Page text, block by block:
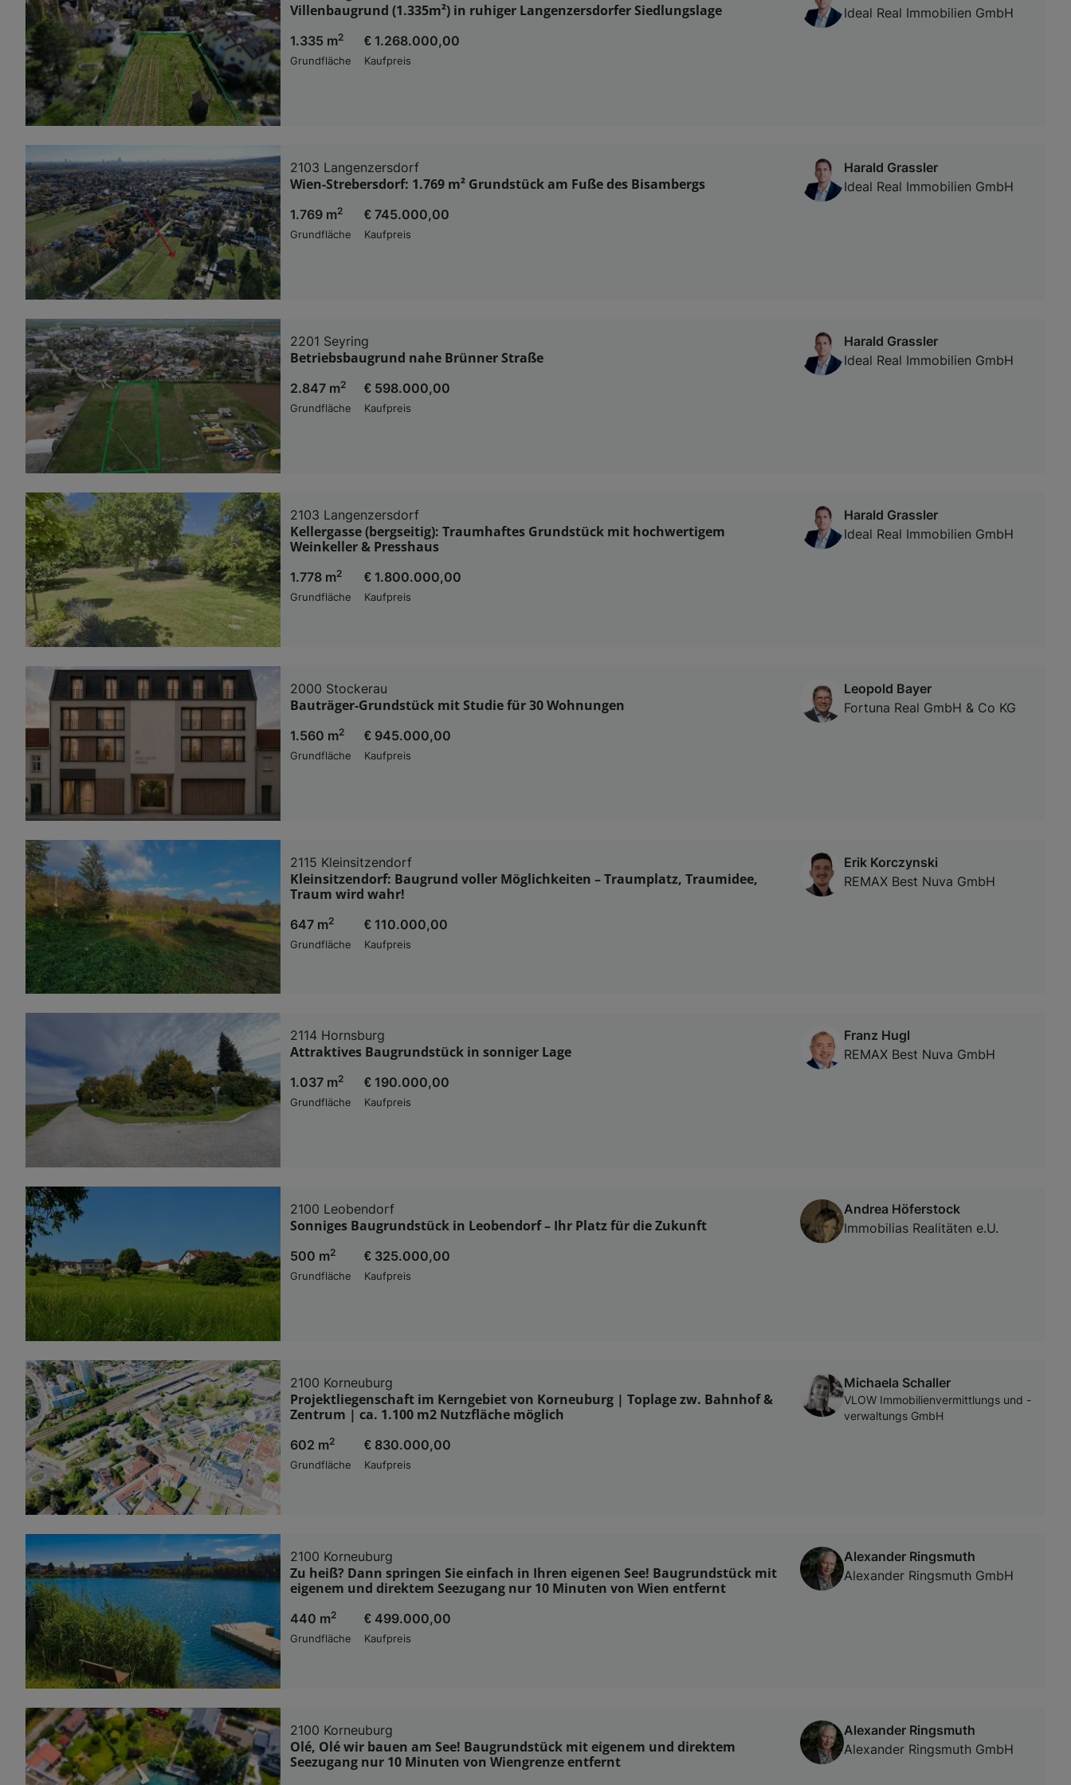
Villenbaugrund (1.335m²) in ruhiger Langenzersdorfer Siedlungslage
1.335 m2
Grundfläche
€ 1.268.000,00
Kaufpreis
Ideal Real Immobilien GmbH
2103 Langenzersdorf
Wien-Strebersdorf: 1.769 m² Grundstück am Fuße des Bisambergs
1.769 m2
Grundfläche
€ 745.000,00
Kaufpreis
Harald Grassler
Ideal Real Immobilien GmbH
2201 Seyring
Betriebsbaugrund nahe Brünner Straße
2.847 m2
Grundfläche
€ 598.000,00
Kaufpreis
Harald Grassler
Ideal Real Immobilien GmbH
2103 Langenzersdorf
Kellergasse (bergseitig): Traumhaftes Grundstück mit hochwertigem
Weinkeller & Presshaus
1.778 m2
Grundfläche
€ 1.800.000,00
Kaufpreis
Harald Grassler
Ideal Real Immobilien GmbH
2000 Stockerau
Bauträger-Grundstück mit Studie für 30 Wohnungen
1.560 m2
Grundfläche
€ 945.000,00
Kaufpreis
Leopold Bayer
Fortuna Real GmbH & Co KG
2115 Kleinsitzendorf
Kleinsitzendorf: Baugrund voller Möglichkeiten – Traumplatz, Traumidee,
Traum wird wahr!
647 m2
Grundfläche
€ 110.000,00
Kaufpreis
Erik Korczynski
REMAX Best Nuva GmbH
2114 Hornsburg
Attraktives Baugrundstück in sonniger Lage
1.037 m2
Grundfläche
€ 190.000,00
Kaufpreis
Franz Hugl
REMAX Best Nuva GmbH
2100 Leobendorf
Sonniges Baugrundstück in Leobendorf – Ihr Platz für die Zukunft
500 m2
Grundfläche
€ 325.000,00
Kaufpreis
Andrea Höferstock
Immobilias Realitäten e.U.
2100 Korneuburg
Projektliegenschaft im Kerngebiet von Korneuburg | Toplage zw. Bahnhof &
Zentrum | ca. 1.100 m2 Nutzfläche möglich
602 m2
Grundfläche
€ 830.000,00
Kaufpreis
Michaela Schaller
VLOW Immobilienvermittlungs und -
verwaltungs GmbH
2100 Korneuburg
Zu heiß? Dann springen Sie einfach in Ihren eigenen See! Baugrundstück mit
eigenem und direktem Seezugang nur 10 Minuten von Wien entfernt
440 m2
Grundfläche
€ 499.000,00
Kaufpreis
Alexander Ringsmuth
Alexander Ringsmuth GmbH
2100 Korneuburg
Olé, Olé wir bauen am See! Baugrundstück mit eigenem und direktem
Seezugang nur 10 Minuten von Wiengrenze entfernt
Alexander Ringsmuth
Alexander Ringsmuth GmbH